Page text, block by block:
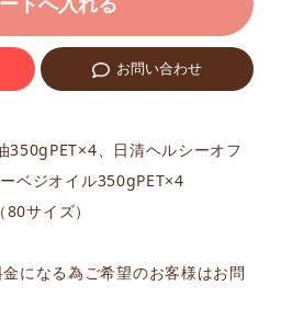
350gPET×4、日清ヘルシーオフ
ベジオイル350gPET×4
サイズ）
になる為ご希望のお客様はお問
お問い合わせ